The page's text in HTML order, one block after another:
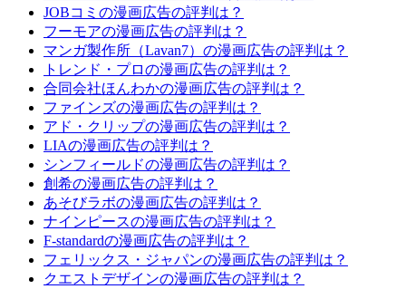
JOBコミの漫画広告の評判は？
フーモアの漫画広告の評判は？
マンガ製作所（Lavan7）の漫画広告の評判は？
トレンド・プロの漫画広告の評判は？
合同会社ほんわかの漫画広告の評判は？
ファインズの漫画広告の評判は？
アド・クリップの漫画広告の評判は？
LIAの漫画広告の評判は？
シンフィールドの漫画広告の評判は？
創希の漫画広告の評判は？
あそびラボの漫画広告の評判は？
ナインピースの漫画広告の評判は？
F-standardの漫画広告の評判は？
フェリックス・ジャパンの漫画広告の評判は？
クエストデザインの漫画広告の評判は？